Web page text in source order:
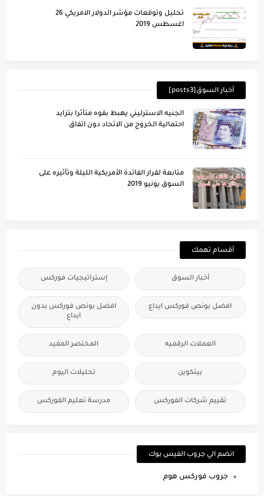
تحليل وتوقعات مؤشر الدولار الامريكي 26
اغسطس 2019
أخبار السوق[posts3]
الجنيه الاسترليني يهبط بقوه متأثرا بتزايد
احتمالية الخروج من الاتحاد دون اتفاق
متابعة لقرار الفائدة الأمريكية الليلة وتأُثيره على
السوق يونيو 2019
أقسام تهمك
أخبار السوق إستراتيجيات فوركس
افضل بونص فوركس ايداع
افضل بونص فوركس بدون
ايداع
العملات الرقميه المختصر المفيد
بيتكوين تحليلات اليوم
تقييم شركات الفوركس مدرسة تعليم الفوركس
انضم الي جروب الفيس بوك
جروب فوركس هوم